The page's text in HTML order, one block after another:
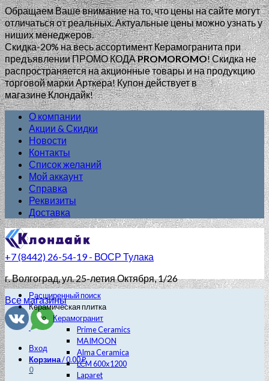
Обращаем Ваше внимание на то, что цены на сайте могут
отличаться от реальных. Актуальные цены можно узнать у
ниших менеджеров.
Скидка-20% на весь ассортимент Керамогранита при
предъявлении ПРОМО КОДАPROMOROMO!Скидка не
распространяется на акционные товары и на продукцию
торговой марки Арткера! Купон действует в
магазине Клондайк!
О компании
Акции & Скидки
Новости
Контакты
Список желаний
Мой аккаунт
Справка
Реквизиты
Доставка
+7 (8442) 26-54-19 - ВОСР Тулака
г. Волгоград, ул. 25-летия Октября, 1/26
Все магазины
Вход
Корзина/0.00₽
0
Расширенный поиск
Керамическая плитка
Керамогранит
Prime Ceramics
MAIMOON
Alma Ceramica
LCM 600х1200
Laparet